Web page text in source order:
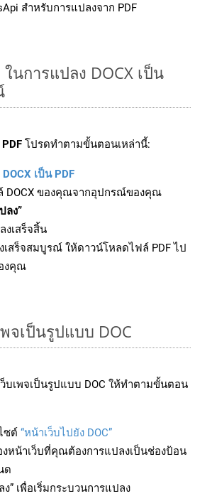
สำหรับการแปลงจาก PDF
นการแปลง DOCX เป็น
โปรดทำตามขั้นตอนเหล่านี้:
DOCX เป็น PDF
DOCX ของคุณจากอุปกรณ์ของคุณ
ลง”
งเสร็จสิ้น
เสร็จสมบูรณ์ ให้ดาวน์โหลดไฟล์ PDF ไป
งคุณ
จเป็นรูปแบบ DOC
บเพจเป็นรูปแบบ DOC ให้ทำตามขั้นตอน
ซต์ “หน้าเว็บไปยัง DOC”
งหน้าเว็บที่คุณต้องการแปลงเป็นช่องป้อน
ด
” เพื่อเริ่มกระบวนการแปลง